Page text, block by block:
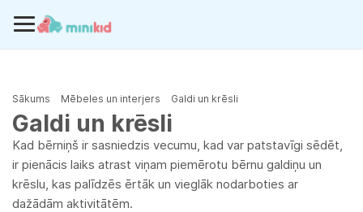
Sākums Mēbeles un interjers Galdi un krēsli
Galdi un krēsli
Kad bērniņš ir sasniedzis vecumu, kad var patstavīgi sēdēt,
ir pienācis laiks atrast viņam piemērotu bērnu galdiņu un
krēslu, kas palīdzēs ērtāk un vieglāk nodarboties ar
dažādām aktivitātēm.